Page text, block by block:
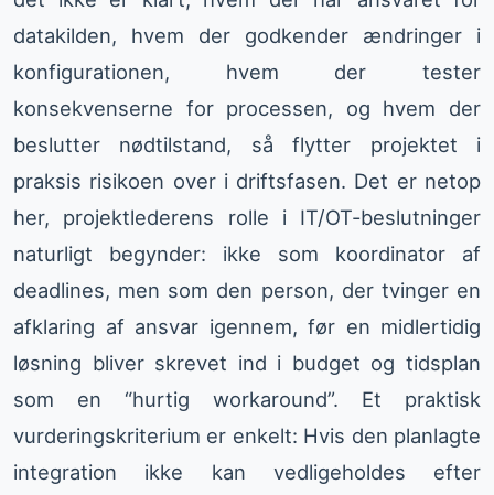
datakilden, hvem der godkender ændringer i
konfigurationen, hvem der tester
konsekvenserne for processen, og hvem der
beslutter nødtilstand, så flytter projektet i
praksis risikoen over i driftsfasen. Det er netop
her, projektlederens rolle i IT/OT-beslutninger
naturligt begynder: ikke som koordinator af
deadlines, men som den person, der tvinger en
afklaring af ansvar igennem, før en midlertidig
løsning bliver skrevet ind i budget og tidsplan
som en “hurtig workaround”. Et praktisk
vurderingskriterium er enkelt: Hvis den planlagte
integration ikke kan vedligeholdes efter